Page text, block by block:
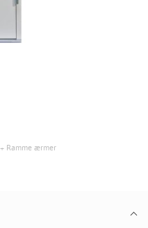
Ramme ærmer